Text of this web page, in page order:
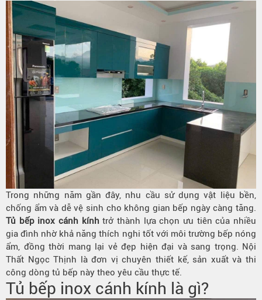
Trong những năm gần đây, nhu cầu sử dụng vật liệu bền,
chống ẩm và dễ vệ sinh cho không gian bếp ngày càng tăng.
Tủ bếp inox cánh kính trở thành lựa chọn ưu tiên của nhiều
gia đình nhờ khả năng thích nghi tốt với môi trường bếp nóng
ẩm, đồng thời mang lại vẻ đẹp hiện đại và sang trọng. Nội
Thất Ngọc Thịnh là đơn vị chuyên thiết kế, sản xuất và thi
công dòng tủ bếp này theo yêu cầu thực tế.
Tủ bếp inox cánh kính là gì?